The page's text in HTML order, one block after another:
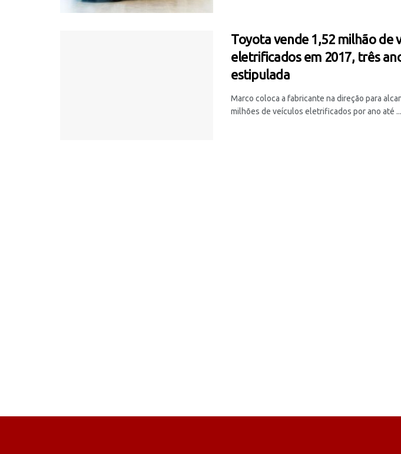
Toyota vende 1,52 milhão de
eletrificados em 2017, três
estipulada
Marco coloca a fabricante na direção para
milhões de veículos eletrificados por ano até ...